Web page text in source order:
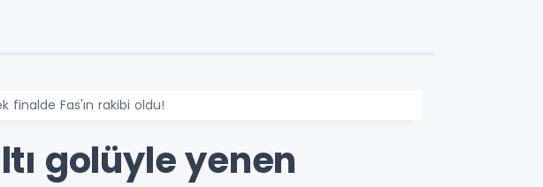
finalde Fas'ın rakibi oldu!
golüyle yenen